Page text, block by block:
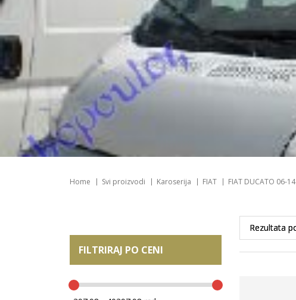
Home Svi proizvodi Karoserija FIAT FIAT DUCATO 06-14
FILTRIRAJ PO CENI